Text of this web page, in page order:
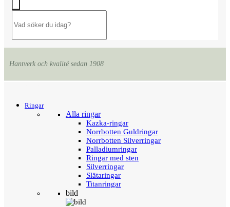
Hantverk och kvalité sedan 1908
Ringar
Alla ringar
Kazka-ringar
Norrbotten Guldringar
Norrbotten Silverringar
Palladiumringar
Ringar med sten
Silverringar
Slätaringar
Titanringar
bild